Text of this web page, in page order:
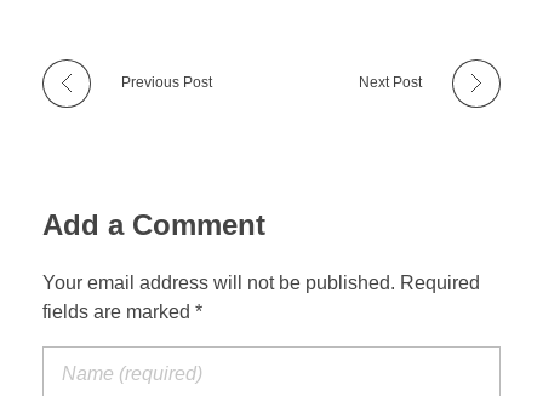
Previous Post Next Post
Add a Comment
Your email address will not be published. Required
fields are marked *